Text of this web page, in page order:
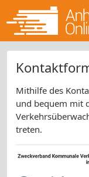
Mithilfe des
und bequem mit
treten.